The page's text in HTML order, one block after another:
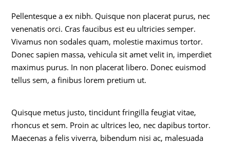
Pellentesque a ex nibh. Quisque non placerat purus, nec
venenatis orci. Cras faucibus est eu ultricies semper.
Vivamus non sodales quam, molestie maximus tortor.
Donec sapien massa, vehicula sit amet velit in, imperdiet
maximus purus. In non placerat libero. Donec euismod
tellus sem, a finibus lorem pretium ut.
Quisque metus justo, tincidunt fringilla feugiat vitae,
rhoncus et sem. Proin ac ultrices leo, nec dapibus tortor.
Maecenas a felis viverra, bibendum nisi ac, malesuada